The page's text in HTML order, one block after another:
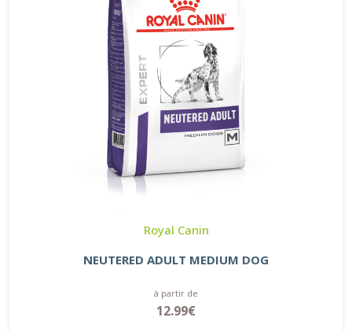
Royal Canin
NEUTERED ADULT MEDIUM DOG
à partir de
12.99€